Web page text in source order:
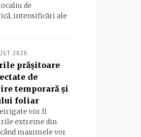
de
intensificări ale
2026
prăşitoare
de
temporară şi
foliar
vor fi
extreme din
maximele vor